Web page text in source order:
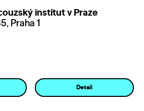
institut v Praze
Praha 1
Detail